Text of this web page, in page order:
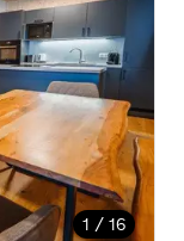
1 / 16